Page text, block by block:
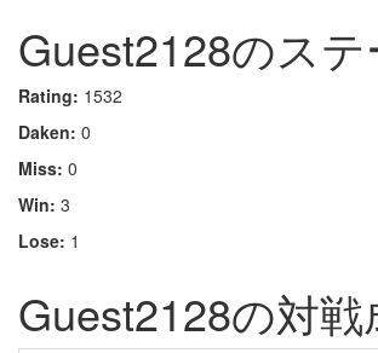
Guest2128のステ
Rating: 1532
Daken: 0
Miss: 0
Win: 3
Lose: 1
Guest2128の対戦